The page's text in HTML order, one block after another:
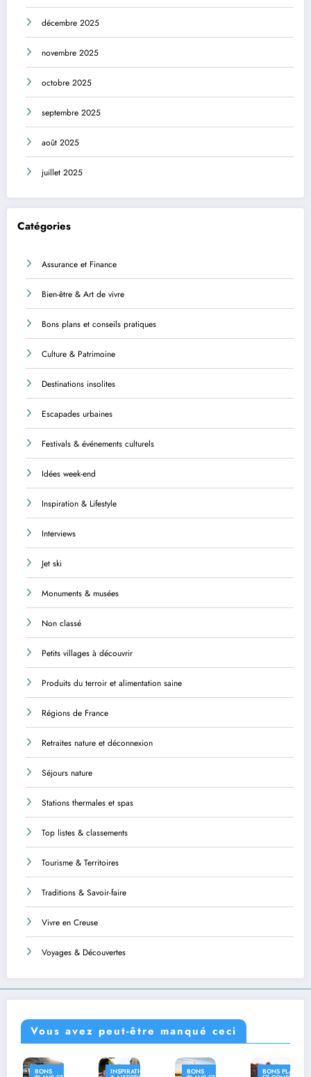
décembre 2025
novembre 2025
octobre 2025
septembre 2025
août 2025
juillet 2025
Catégories
Assurance et Finance
Bien-être & Art de vivre
Bons plans et conseils pratiques
Culture & Patrimoine
Destinations insolites
Escapades urbaines
Festivals & événements culturels
Idées week-end
Inspiration & Lifestyle
Interviews
Jet ski
Monuments & musées
Non classé
Petits villages à découvrir
Produits du terroir et alimentation saine
Régions de France
Retraites nature et déconnexion
Séjours nature
Stations thermales et spas
Top listes & classements
Tourisme & Territoires
Traditions & Savoir-faire
Vivre en Creuse
Voyages & Découvertes
Vous avez peut-être manqué ceci
INSPIRATION BONS BONS PLANS INSPIRATION